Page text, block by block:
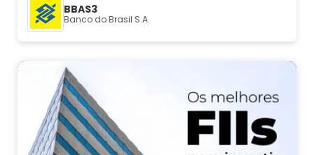
BBAS3
Banco do Brasil S.A.